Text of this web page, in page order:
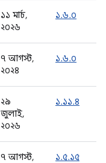
১১ মার্চ,
২০২৬
১.৬.০
৭ আগস্ট,
২০২৪
১.৬.০
২৯
জুলাই,
২০২৬
১.১১.৪
৭ আগস্ট,
১.৫.১৫